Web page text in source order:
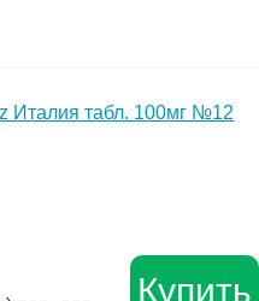
Италия табл. 100мг №12
Купить